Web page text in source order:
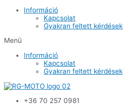
Információ
Kapcsolat
Gyakran feltett kérdések
Menü
Információ
Kapcsolat
Gyakran feltett kérdések
+36 70 257 0981